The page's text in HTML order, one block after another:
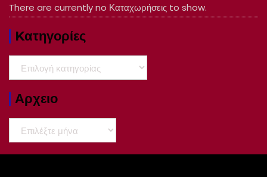
There are currently no Καταχωρήσεις to show.
Kατηγορίες
Αρχειο